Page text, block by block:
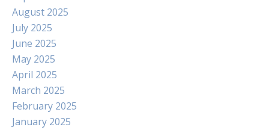
August 2025
July 2025
June 2025
May 2025
April 2025
March 2025
February 2025
January 2025